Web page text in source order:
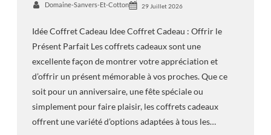
Domaine-Sanvers-Et-Cotton 29 Juillet 2026
Idée Coffret Cadeau Idee Coffret Cadeau : Offrir le
Présent Parfait Les coffrets cadeaux sont une
excellente façon de montrer votre appréciation et
d’offrir un présent mémorable à vos proches. Que ce
soit pour un anniversaire, une fête spéciale ou
simplement pour faire plaisir, les coffrets cadeaux
offrent une variété d’options adaptées à tous les…